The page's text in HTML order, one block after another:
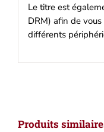
Le titre est
DRM) afin de
différents
Produits